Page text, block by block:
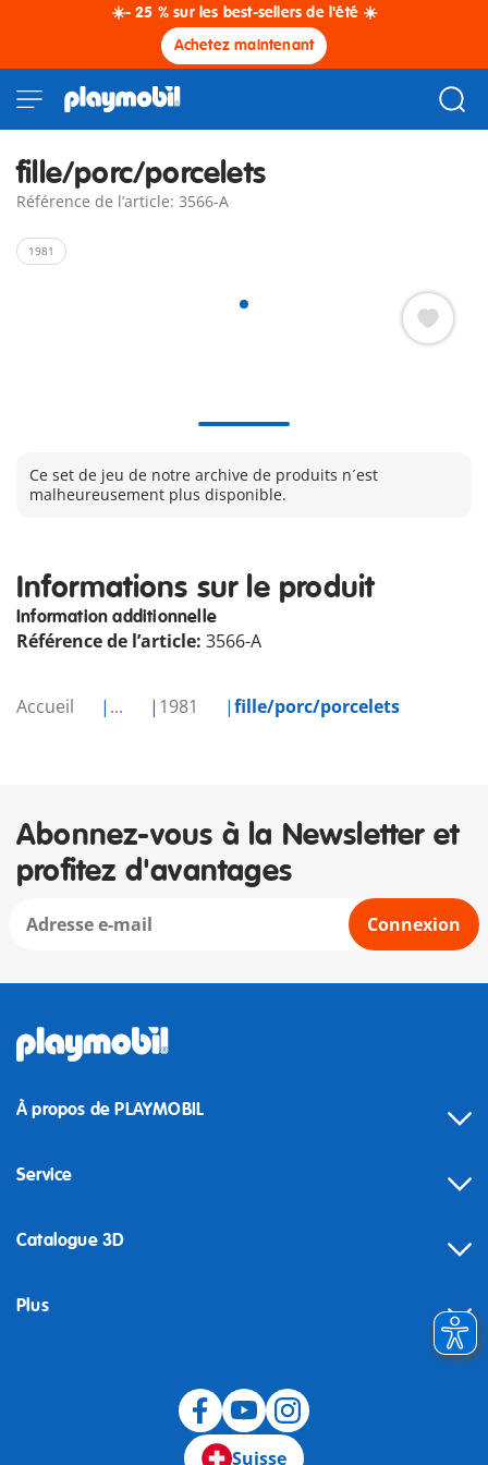
☀️- 25 % sur les best-sellers de l'été ☀️
Achetez maintenant
Accueil ... 1981 fille/porc/porcelets
fille/porc/porcelets
Référence de l’article: 3566-A
1981
Ce set de jeu de notre archive de produits n´est
malheureusement plus disponible.
Informations sur le produit
Information additionnelle
Référence de l’article: 3566-A
Abonnez-vous à la Newsletter et
profitez d'avantages
Connexion
À propos de PLAYMOBIL
Service
Catalogue 3D
Plus
Suisse